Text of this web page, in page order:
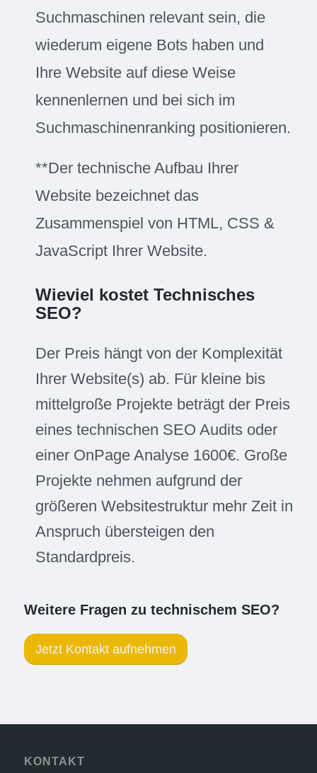
Suchmaschinen relevant sein, die
wiederum eigene Bots haben und
Ihre Website auf diese Weise
kennenlernen und bei sich im
Suchmaschinenranking positionieren.
**Der technische Aufbau Ihrer
Website bezeichnet das
Zusammenspiel von HTML, CSS &
JavaScript Ihrer Website.
Wieviel kostet Technisches
SEO?
Der Preis hängt von der Komplexität
Ihrer Website(s) ab. Für kleine bis
mittelgroße Projekte beträgt der Preis
eines technischen SEO Audits oder
einer OnPage Analyse 1600€. Große
Projekte nehmen aufgrund der
größeren Websitestruktur mehr Zeit in
Anspruch übersteigen den
Standardpreis.
Weitere Fragen zu technischem SEO?
Jetzt Kontakt aufnehmen
KONTAKT